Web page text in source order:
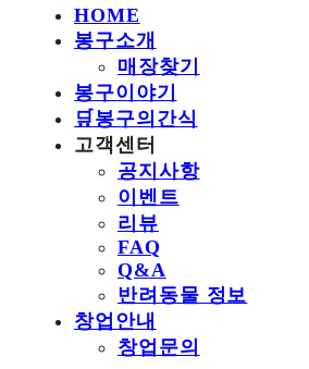
HOME
봉구소개
매장찾기
봉구이야기
🛒봉구의간식
고객센터
공지사항
이벤트
리뷰
FAQ
Q&A
반려동물 정보
창업안내
창업문의